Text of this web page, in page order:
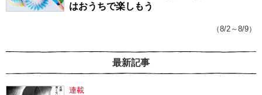
はおうちで楽しもう
（8/2～8/9）
最新記事
連載